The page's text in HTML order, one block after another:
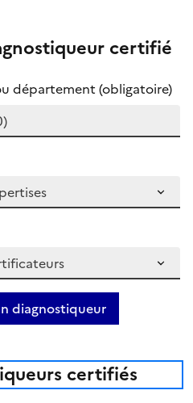
certifié
département (obligatoire)
diagnostiqueur
certifiés